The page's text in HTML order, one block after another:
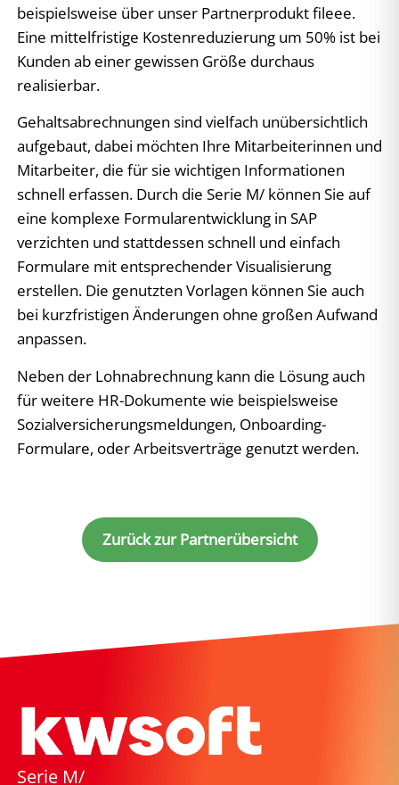
beispielsweise über unser Partnerprodukt fileee.
Eine mittelfristige Kostenreduzierung um 50% ist bei
Kunden ab einer gewissen Größe durchaus
realisierbar.
Gehaltsabrechnungen sind vielfach unübersichtlich
aufgebaut, dabei möchten Ihre Mitarbeiterinnen und
Mitarbeiter, die für sie wichtigen Informationen
schnell erfassen. Durch die Serie M/ können Sie auf
eine komplexe Formularentwicklung in SAP
verzichten und stattdessen schnell und einfach
Formulare mit entsprechender Visualisierung
erstellen. Die genutzten Vorlagen können Sie auch
bei kurzfristigen Änderungen ohne großen Aufwand
anpassen.
Neben der Lohnabrechnung kann die Lösung auch
für weitere HR-Dokumente wie beispielsweise
Sozialversicherungsmeldungen, Onboarding-
Formulare, oder Arbeitsverträge genutzt werden.
Zurück zur Partnerübersicht
Serie M/